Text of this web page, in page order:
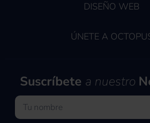
DISEÑO WEB
ÚNETE A
Suscríbete a nuestro
Nombre